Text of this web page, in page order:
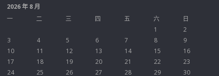
2026 年 8 月
一
二 三 四 五 六
日
1
2
3
4 5 6 7 8
9
10
11 12 13 14 15
16
17
18 19 20 21 22
23
24
25 26 27 28 29 30